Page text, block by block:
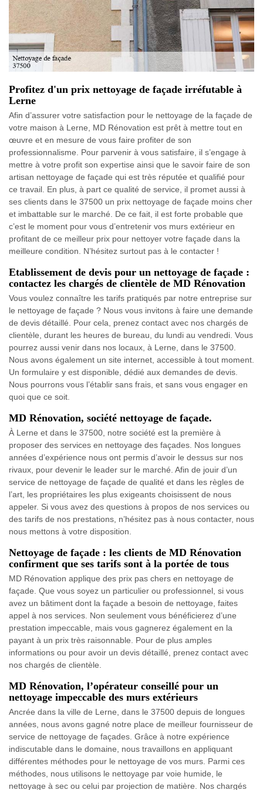
Profitez d'un prix nettoyage de façade irréfutable à
Lerne
Afin d’assurer votre satisfaction pour le nettoyage de la façade de
votre maison à Lerne, MD Rénovation est prêt à mettre tout en
œuvre et en mesure de vous faire profiter de son
professionnalisme. Pour parvenir à vous satisfaire, il s’engage à
mettre à votre profit son expertise ainsi que le savoir faire de son
artisan nettoyage de façade qui est très réputée et qualifié pour
ce travail. En plus, à part ce qualité de service, il promet aussi à
ses clients dans le 37500 un prix nettoyage de façade moins cher
et imbattable sur le marché. De ce fait, il est forte probable que
c’est le moment pour vous d’entretenir vos murs extérieur en
profitant de ce meilleur prix pour nettoyer votre façade dans la
meilleure condition. N’hésitez surtout pas à le contacter !
Etablissement de devis pour un nettoyage de façade :
contactez les chargés de clientèle de MD Rénovation
Vous voulez connaître les tarifs pratiqués par notre entreprise sur
le nettoyage de façade ? Nous vous invitons à faire une demande
de devis détaillé. Pour cela, prenez contact avec nos chargés de
clientèle, durant les heures de bureau, du lundi au vendredi. Vous
pourrez aussi venir dans nos locaux, à Lerne, dans le 37500.
Nous avons également un site internet, accessible à tout moment.
Un formulaire y est disponible, dédié aux demandes de devis.
Nous pourrons vous l’établir sans frais, et sans vous engager en
quoi que ce soit.
MD Rénovation, société nettoyage de façade.
À Lerne et dans le 37500, notre société est la première à
proposer des services en nettoyage des façades. Nos longues
années d’expérience nous ont permis d’avoir le dessus sur nos
rivaux, pour devenir le leader sur le marché. Afin de jouir d’un
service de nettoyage de façade de qualité et dans les règles de
l’art, les propriétaires les plus exigeants choisissent de nous
appeler. Si vous avez des questions à propos de nos services ou
des tarifs de nos prestations, n’hésitez pas à nous contacter, nous
nous mettons à votre disposition.
Nettoyage de façade : les clients de MD Rénovation
confirment que ses tarifs sont à la portée de tous
MD Rénovation applique des prix pas chers en nettoyage de
façade. Que vous soyez un particulier ou professionnel, si vous
avez un bâtiment dont la façade a besoin de nettoyage, faites
appel à nos services. Non seulement vous bénéficierez d’une
prestation impeccable, mais vous gagnerez également en la
payant à un prix très raisonnable. Pour de plus amples
informations ou pour avoir un devis détaillé, prenez contact avec
nos chargés de clientèle.
MD Rénovation, l’opérateur conseillé pour un
nettoyage impeccable des murs extérieurs
Ancrée dans la ville de Lerne, dans le 37500 depuis de longues
années, nous avons gagné notre place de meilleur fournisseur de
service de nettoyage de façades. Grâce à notre expérience
indiscutable dans le domaine, nous travaillons en appliquant
différentes méthodes pour le nettoyage de vos murs. Parmi ces
méthodes, nous utilisons le nettoyage par voie humide, le
nettoyage à sec ou celui par projection de matière. Nos chargés